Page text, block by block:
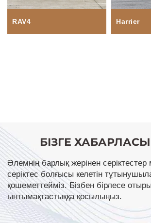
RAV4 Harrier
БІЗГЕ
Әлемнің барлық жерінен серіктестер
серіктес болғысы келетін
қошеметтейміз. Бізбен бірлесе
ынтымақтастыққа қосылыңыз.